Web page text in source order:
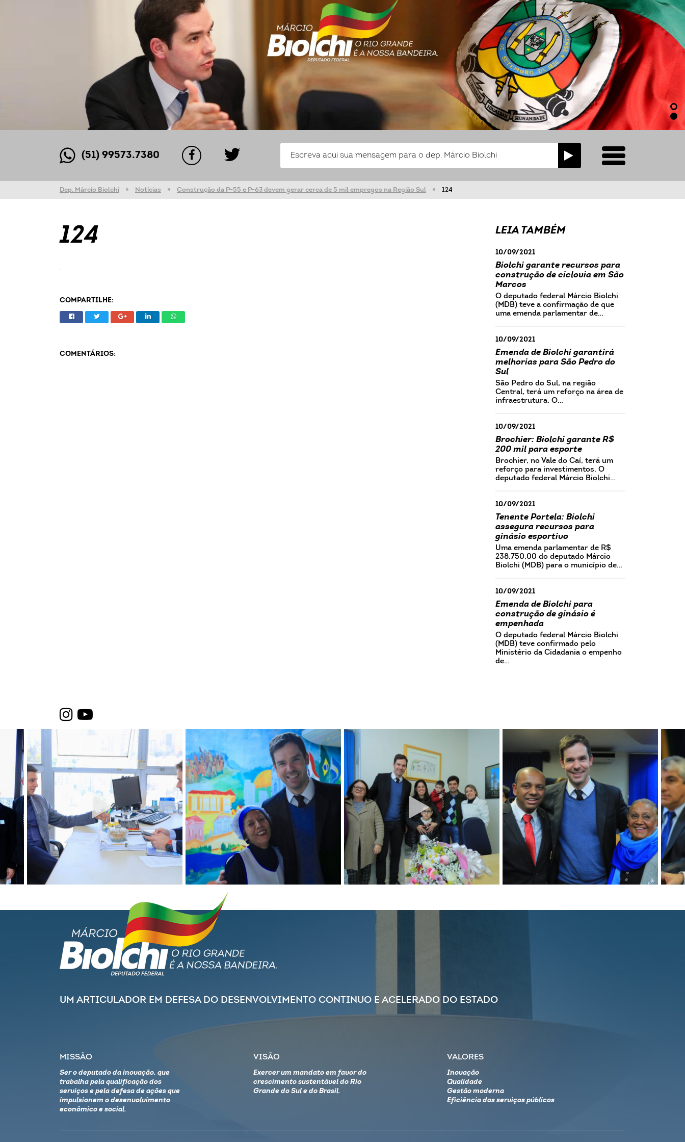
(51) 99573.7380
Dep. Márcio Biolchi Notícias Construção da P-55 e P-63 devem gerar cerca de 5 mil empregos na Região Sul 124
124
COMPARTILHE:
COMENTÁRIOS:
LEIA TAMBÉM
10/09/2021
Biolchi garante recursos para
construção de ciclovia em São
Marcos
O deputado federal Márcio Biolchi
(MDB) teve a confirmação de que
uma emenda parlamentar de…
10/09/2021
Emenda de Biolchi garantirá
melhorias para São Pedro do
Sul
São Pedro do Sul, na região
Central, terá um reforço na área de
infraestrutura. O…
10/09/2021
Brochier: Biolchi garante R$
200 mil para esporte
Brochier, no Vale do Caí, terá um
reforço para investimentos. O
deputado federal Márcio Biolchi…
10/09/2021
Tenente Portela: Biolchi
assegura recursos para
ginásio esportivo
Uma emenda parlamentar de R$
238.750,00 do deputado Márcio
Biolchi (MDB) para o município de…
10/09/2021
Emenda de Biolchi para
construção de ginásio é
empenhada
O deputado federal Márcio Biolchi
(MDB) teve confirmado pelo
Ministério da Cidadania o empenho
de…
UM ARTICULADOR EM DEFESA DO DESENVOLVIMENTO CONTINUO E ACELERADO DO ESTADO
MISSÃO
Ser o deputado da inovação, que
trabalha pela qualificação dos
serviços e pela defesa de ações que
impulsionem o desenvolvimento
econômico e social.
VISÃO
Exercer um mandato em favor do
crescimento sustentável do Rio
Grande do Sul e do Brasil.
VALORES
Inovação
Qualidade
Gestão moderna
Eficiência dos serviços públicos